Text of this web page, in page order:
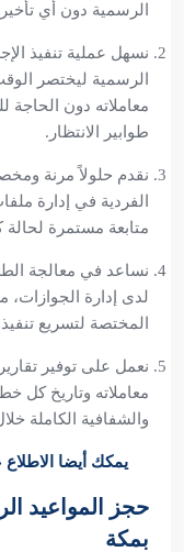
الرسمية دون أي
نسهل عملية تنفيذ
الرسمية ليختصر
معاملاته دون
طوابير الانتظار.
نقدم حلولاً مرنة
الفردية في إدارة
متابعة مستمرة لحالة
نساعد في معالجة
لدى إدارة
المختصة لتسريع
نعمل على توفير
معاملاته وتاريخ كل
والشفافية الكاملة
يمكك أيضا
حجز المواعيد
بمكة